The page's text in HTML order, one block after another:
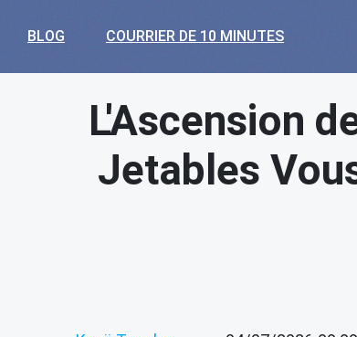
BLOG COURRIER DE 10 MINUTES
L'Ascension
Jetables